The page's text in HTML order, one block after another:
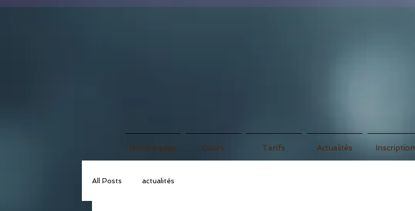
Notre équipe Cours Tarifs Actualités Inscription
All Posts actualités